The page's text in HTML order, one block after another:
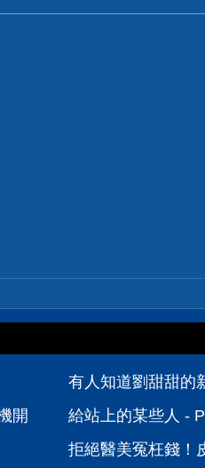
開箱分享 - PCDVD數位科
有人知道劉甜甜的
給站上的某些人 -
拒絕醫美冤枉錢！